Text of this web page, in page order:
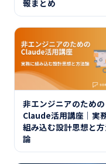
報まとめ
非エンジニアのための
Claude活用講座｜実
組み込む設計思想と
論